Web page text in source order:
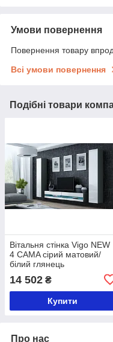
Умови повернення
Повернення товару
Всі умови повернення
Подібні товари
Вітальня стінка Vigo NEW
4 CAMA сірий матовий/
білий глянець
14 502 ₴
Купити
Про нас